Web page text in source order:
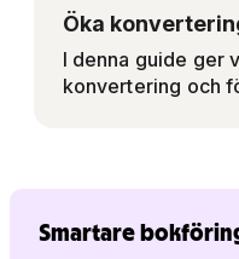
Öka
I denna guide ger
konvertering och
Smartare